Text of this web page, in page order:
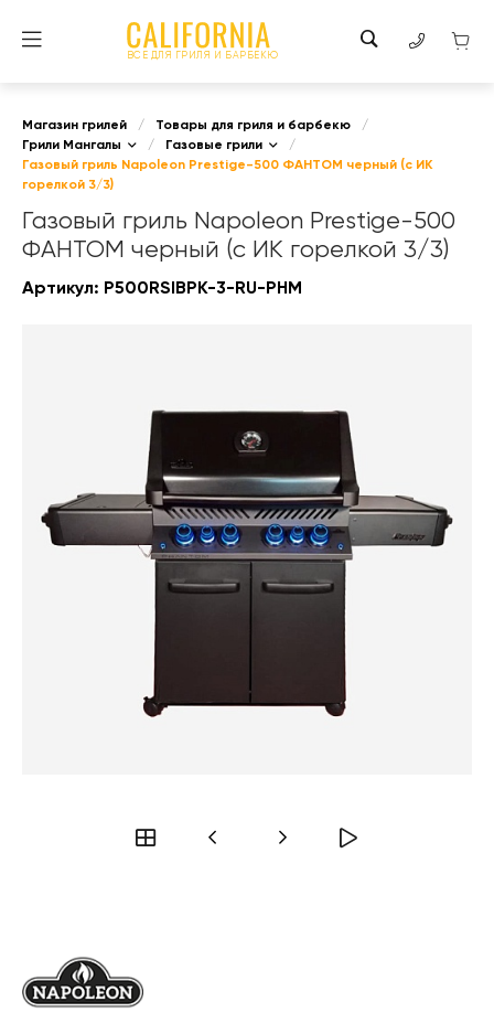
ВСЕ ДЛЯ ГРИЛЯ И БАРБЕКЮ
Магазин грилей / Товары для гриля и барбекю
/
Грили Мангалы
/ Газовые грили
/
Газовый гриль Napoleon Prestige-500 ФАНТОМ черный (с ИК
горелкой 3/3)
Газовый гриль Napoleon Prestige-500
ФАНТОМ черный (с ИК горелкой 3/3)
Артикул: P500RSIBPK-3-RU-PHM